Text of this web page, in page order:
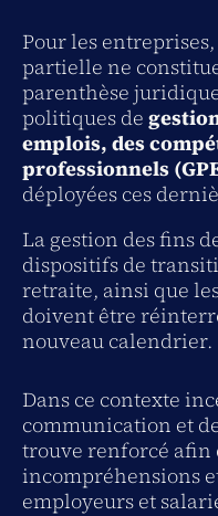
Pour les
partielle ne
parenthèse
politiques de
emplois, des
professionnels
déployées ces
La gestion des fins
dispositifs de
retraite, ainsi que
doivent être
nouveau calendrier.
Dans ce contexte
communication et
trouve renforcé
incompréhensions
employeurs et